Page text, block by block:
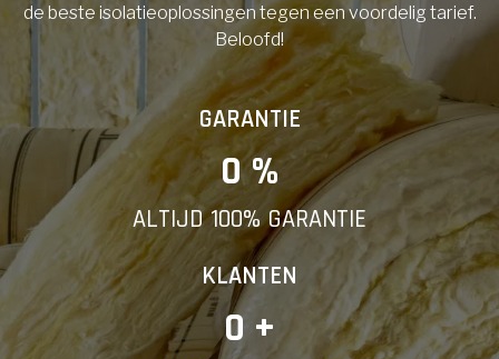
de beste isolatieoplossingen tegen een voordelig tarief.
Beloofd!
GARANTIE
0 %
ALTIJD 100% GARANTIE
KLANTEN
0 +